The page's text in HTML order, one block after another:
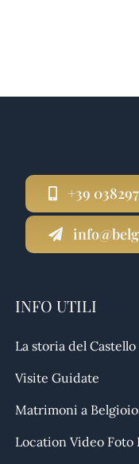
+39
INFO UTILI
La storia del Castello
Visite Guidate
Matrimoni a
Location Video Foto